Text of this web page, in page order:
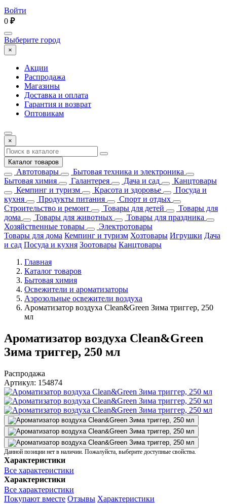
Войти
0 ₽
Выберите город
×
Акции
Распродажа
Магазины
Доставка и оплата
Гарантия и возврат
Оптовикам
×
Каталог товаров
Автотовары
Бытовая техника и электроника
Бытовая химия
Галантерея Дача и сад
Канцтовары
Кемпинг и туризм
Красота и здоровье
Посуда и
кухня
Продукты питания
Спорт и отдых
Строительство и ремонт
Товары для детей
Товары для
дома
Товары для животных
Товары для праздника
Хозяйственные товары
Электротовары
Товары для дома Кемпинг и туризм Хозтовары Игрушки Дача
и сад Посуда и кухня Зоотовары Канцтовары
Главная
Каталог товаров
Бытовая химия
Освежители и ароматизаторы
Аэрозольные освежители воздуха
Ароматизатор воздуха Clean&Green Зима триггер, 250
мл
Ароматизатор воздуха Clean&Green
Зима триггер, 250 мл
Распродажа
Артикул: 154874
Данной позиции нет в наличии. Пожалуйста, выберите доступные свойства.
Характеристики
Все характеристики
Характеристики
Все характеристики
Покупают вместе Отзывы Характеристики